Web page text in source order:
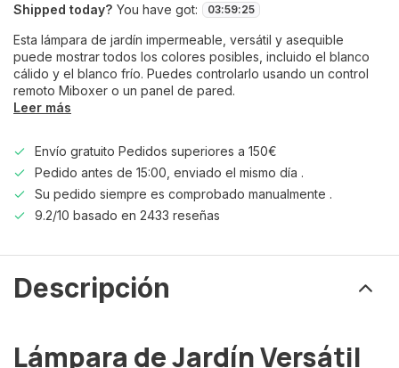
Shipped today? You have got: 03:59:24
Esta lámpara de jardín impermeable, versátil y asequible
puede mostrar todos los colores posibles, incluido el blanco
cálido y el blanco frío. Puedes controlarlo usando un control
remoto Miboxer o un panel de pared.
Leer más
Envío gratuito Pedidos superiores a 150€
Pedido antes de 15:00, enviado el mismo día .
Su pedido siempre es comprobado manualmente .
9.2/10 basado en 2433 reseñas
Descripción
Lámpara de Jardín Versátil